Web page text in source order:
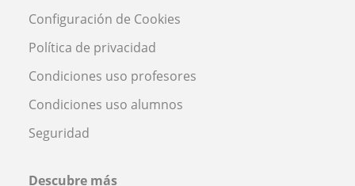
Configuración de Cookies
Política de privacidad
Condiciones uso profesores
Condiciones uso alumnos
Seguridad
Descubre más